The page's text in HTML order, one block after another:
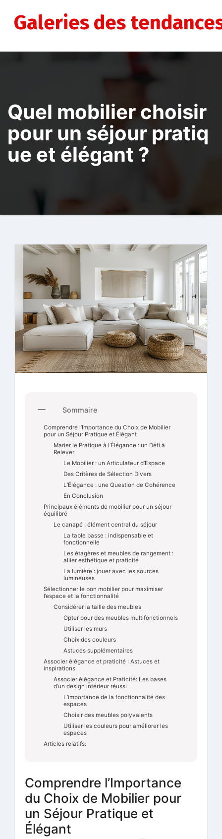
contenuGaleries des
Quel mobilier choisir
pour un séjour pratiq
ue et élégant ?
Sommaire
Comprendre l’Importance du Choix de Mobilier
pour un Séjour Pratique et Élégant
Marier le Pratique à l’Élégance : un Défi à
Relever
Le Mobilier : un Articulateur d’Espace
Des Critères de Sélection Divers
L’Élégance : une Question de Cohérence
En Conclusion
Principaux éléments de mobilier pour un séjour
équilibré
Le canapé : élément central du séjour
La table basse : indispensable et
fonctionnelle
Les étagères et meubles de rangement :
allier esthétique et praticité
La lumière : jouer avec les sources
lumineuses
Sélectionner le bon mobilier pour maximiser
l’espace et la fonctionnalité
Considérer la taille des meubles
Opter pour des meubles multifonctionnels
Utiliser les murs
Choix des couleurs
Astuces supplémentaires
Associer élégance et praticité : Astuces et
inspirations
Associer élégance et Praticité: Les bases
d’un design intérieur réussi
L’importance de la fonctionnalité des
espaces
Choisir des meubles polyvalents
Utiliser les couleurs pour améliorer les
espaces
Articles relatifs:
Comprendre l’Importance
du Choix de Mobilier pour
un Séjour Pratique et
Élégant